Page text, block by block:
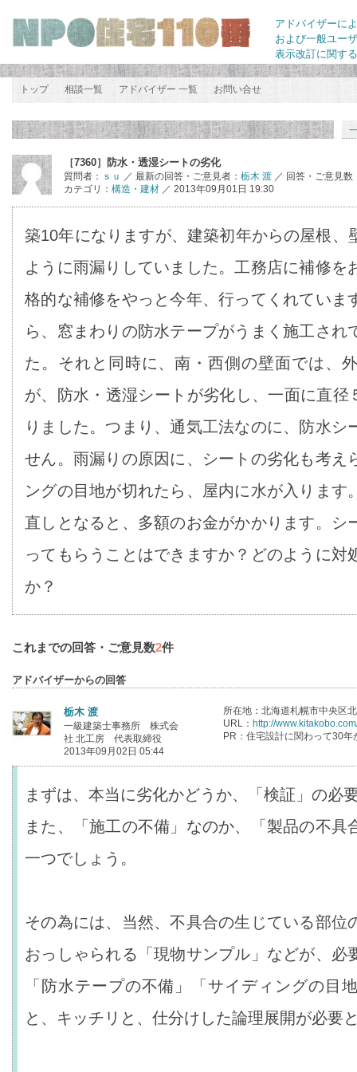
アドバイザーに
および一般ユー
表示改訂に関す
トップ 相談一覧 アドバイザー 一覧 お問い合せ
［7360］防水・透湿シートの劣化
質問者： ｓｕ ／ 最新の回答・ご意見者： 栃木 渡 ／ 回答・ご意見数
カテゴリ： 構造・建材 ／ 2013年09月01日 19:30
築10年になりますが、建築初年からの屋根、
ように雨漏りしていました。工務店に補修を
格的な補修をやっと今年、行ってくれていま
ら、窓まわりの防水テープがうまく施工され
た。それと同時に、南・西側の壁面では、
が、防水・透湿シートが劣化し、一面に直径
りました。つまり、通気工法なのに、防水シ
せん。雨漏りの原因に、シートの劣化も考え
ングの目地が切れたら、屋内に水が入ります
直しとなると、多額のお金がかかります。シ
ってもらうことはできますか？どのように対
か？
これまでの回答・ご意見数2件
アドバイザーからの回答
栃木 渡
一級建築士事務所 株式会
社 北工房 代表取締役
2013年09月02日 05:44
所在地：北海道札幌市中央区
URL： http://
PR：住宅設計に関わって30
まずは、本当に劣化かどうか、「検証」の必
また、「施工の不備」なのか、「製品の不具
一つでしょう。
その為には、当然、不具合の生じている部位
おっしゃられる「現物サンプル」などが、必
「防水テープの不備」「サイディングの目
と、キッチリと、仕分けした論理展開が必要